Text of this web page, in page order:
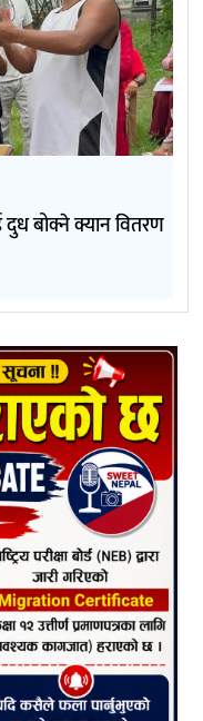
दुध बोक्ने क्यान वितरण